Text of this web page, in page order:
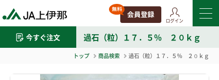
ログイン
今すぐ注文 過石（粒）１７．５％ ２０ｋｇ
トップ 商品検索 過石（粒）１７．５％ ２０ｋｇ